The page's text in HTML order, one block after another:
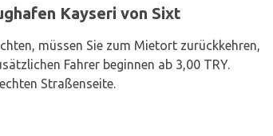
Kayseri von Sixt
müssen Sie zum Mietort zurückkehren,
Fahrer beginnen ab 3,00 TRY.
Straßenseite.